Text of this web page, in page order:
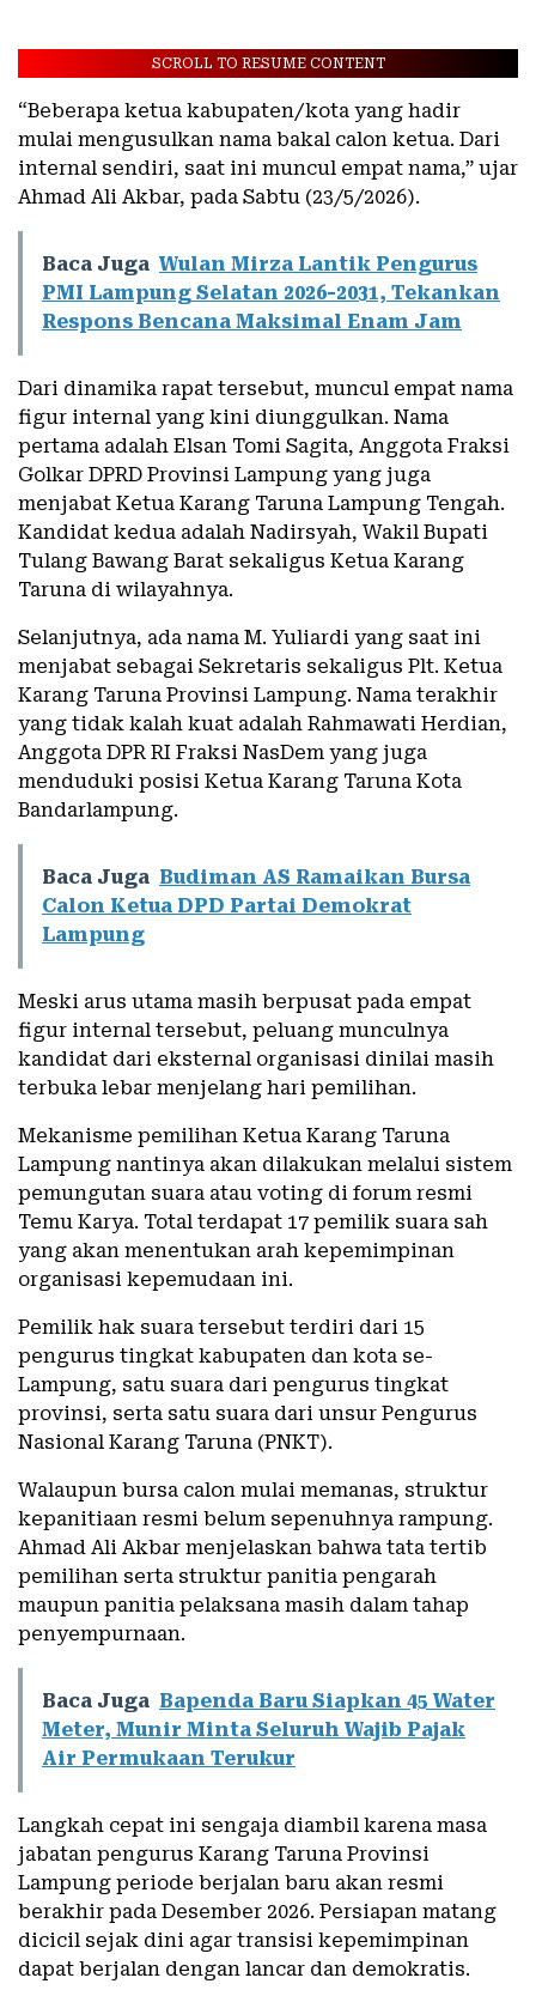
SCROLL TO RESUME CONTENT
“Beberapa ketua kabupaten/kota yang hadir
mulai mengusulkan nama bakal calon ketua. Dari
internal sendiri, saat ini muncul empat nama,” ujar
Ahmad Ali Akbar, pada Sabtu (23/5/2026).
Baca Juga Wulan Mirza Lantik Pengurus
PMI Lampung Selatan 2026-2031, Tekankan
Respons Bencana Maksimal Enam Jam
Dari dinamika rapat tersebut, muncul empat nama
figur internal yang kini diunggulkan. Nama
pertama adalah Elsan Tomi Sagita, Anggota Fraksi
Golkar DPRD Provinsi Lampung yang juga
menjabat Ketua Karang Taruna Lampung Tengah.
Kandidat kedua adalah Nadirsyah, Wakil Bupati
Tulang Bawang Barat sekaligus Ketua Karang
Taruna di wilayahnya.
Selanjutnya, ada nama M. Yuliardi yang saat ini
menjabat sebagai Sekretaris sekaligus Plt. Ketua
Karang Taruna Provinsi Lampung. Nama terakhir
yang tidak kalah kuat adalah Rahmawati Herdian,
Anggota DPR RI Fraksi NasDem yang juga
menduduki posisi Ketua Karang Taruna Kota
Bandarlampung.
Baca Juga Budiman AS Ramaikan Bursa
Calon Ketua DPD Partai Demokrat
Lampung
Meski arus utama masih berpusat pada empat
figur internal tersebut, peluang munculnya
kandidat dari eksternal organisasi dinilai masih
terbuka lebar menjelang hari pemilihan.
Mekanisme pemilihan Ketua Karang Taruna
Lampung nantinya akan dilakukan melalui sistem
pemungutan suara atau voting di forum resmi
Temu Karya. Total terdapat 17 pemilik suara sah
yang akan menentukan arah kepemimpinan
organisasi kepemudaan ini.
Pemilik hak suara tersebut terdiri dari 15
pengurus tingkat kabupaten dan kota se-
Lampung, satu suara dari pengurus tingkat
provinsi, serta satu suara dari unsur Pengurus
Nasional Karang Taruna (PNKT).
Walaupun bursa calon mulai memanas, struktur
kepanitiaan resmi belum sepenuhnya rampung.
Ahmad Ali Akbar menjelaskan bahwa tata tertib
pemilihan serta struktur panitia pengarah
maupun panitia pelaksana masih dalam tahap
penyempurnaan.
Baca Juga Bapenda Baru Siapkan 45 Water
Meter, Munir Minta Seluruh Wajib Pajak
Air Permukaan Terukur
Langkah cepat ini sengaja diambil karena masa
jabatan pengurus Karang Taruna Provinsi
Lampung periode berjalan baru akan resmi
berakhir pada Desember 2026. Persiapan matang
dicicil sejak dini agar transisi kepemimpinan
dapat berjalan dengan lancar dan demokratis.